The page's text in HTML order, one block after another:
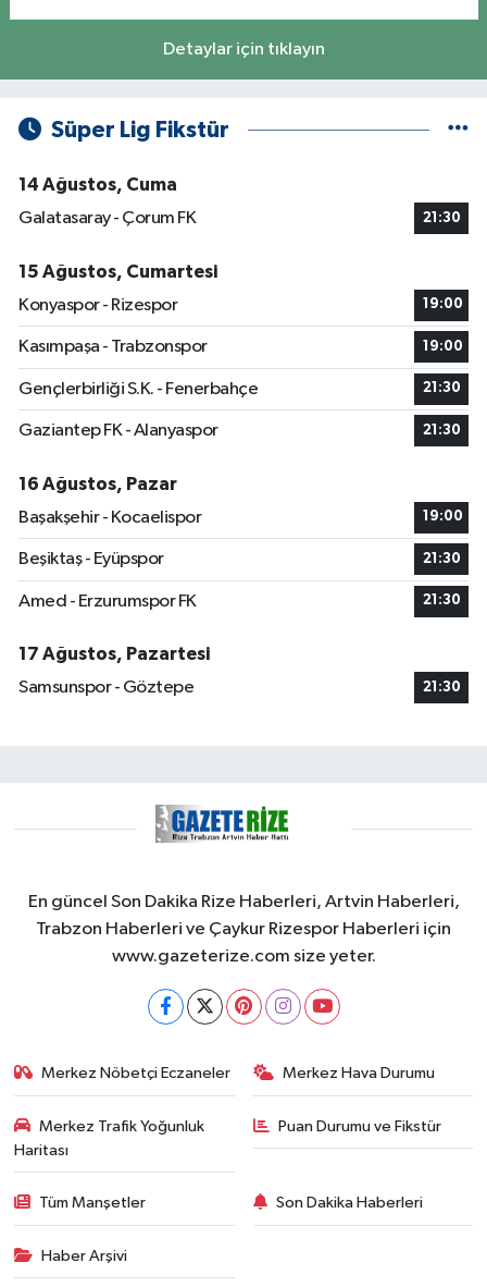
Detaylar için tıklayın
Süper Lig Fikstür
14 Ağustos, Cuma
Galatasaray - Çorum FK
21:30
15 Ağustos, Cumartesi
Konyaspor - Rizespor
19:00
Kasımpaşa - Trabzonspor 19:00
Gençlerbirliği S.K. - Fenerbahçe 21:30
Gaziantep FK - Alanyaspor 21:30
16 Ağustos, Pazar
Başakşehir - Kocaelispor
19:00
Beşiktaş - Eyüpspor 21:30
Amed - Erzurumspor FK 21:30
17 Ağustos, Pazartesi
Samsunspor - Göztepe
21:30
En güncel Son Dakika Rize Haberleri, Artvin Haberleri,
Trabzon Haberleri ve Çaykur Rizespor Haberleri için
www.gazeterize.com size yeter.
Merkez Nöbetçi Eczaneler Merkez Hava Durumu
Merkez Trafik Yoğunluk
Haritası
Puan Durumu ve Fikstür
Tüm Manşetler Son Dakika Haberleri
Haber Arşivi